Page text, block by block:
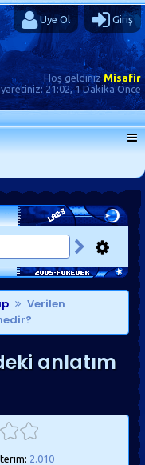
Üye Ol Giriş
Hoş geldinizMisafir
21:02, 1 Dakika Önce
Verilen
anlatım
2.010